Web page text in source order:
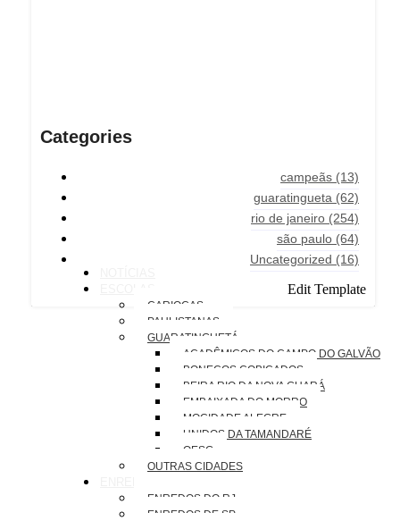
Categories
campeãs (13)
guaratingueta (62)
rio de janeiro (254)
são paulo (64)
Uncategorized (16)
Edit Template
CARIOCAS
PAULISTANAS
GUARATINGUETÁ
ACADÊMICOS DO CAMPO DO GALVÃO
BONECOS COBIÇADOS
BEIRA RIO DA NOVA GUARÁ
EMBAIXADA DO MORRO
MOCIDADE ALEGRE
UNIDOS DA TAMANDARÉ
OESG
OUTRAS CIDADES
ENREDOS DO RJ
ENREDOS DE SP